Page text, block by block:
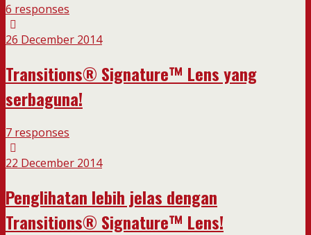
6 responses
26 December 2014
Transitions® Signature™ Lens yang
serbaguna!
7 responses
22 December 2014
Penglihatan lebih jelas dengan
Transitions® Signature™ Lens!